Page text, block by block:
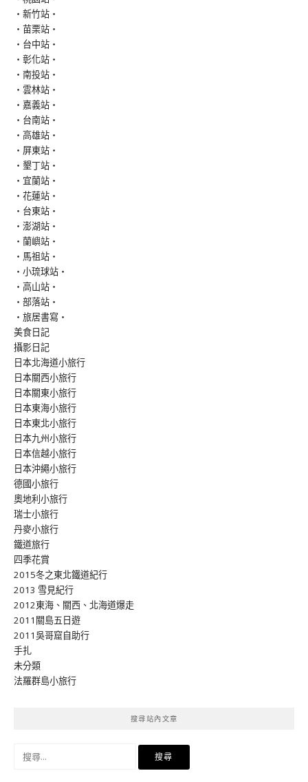
‧新竹站‧
‧苗栗站‧
‧台中站‧
‧彰化站‧
‧南投站‧
‧雲林站‧
‧嘉義站‧
‧台南站‧
‧高雄站‧
‧屏東站‧
‧墾丁站‧
‧宜蘭站‧
‧花蓮站‧
‧台東站‧
‧澎湖站‧
‧蘭嶼站‧
‧馬祖站‧
‧小琉球站‧
‧高山站‧
‧部落站‧
‧旅居書寫‧
美食日記
攝影日記
日本北海道小旅行
日本關西小旅行
日本關東小旅行
日本東海小旅行
日本東北小旅行
日本九州小旅行
日本信越小旅行
日本沖繩小旅行
德國小旅行
奧地利小旅行
瑞士小旅行
丹麥小旅行
鐵道旅行
四季花賞
2015冬之東北鐵道紀行
2013 雪見紀行
2012東海、關西、北海道爆走
2011關島五日遊
2011吳哥窟自助行
手扎
未分類
法羅群島小旅行
搜尋站內文章